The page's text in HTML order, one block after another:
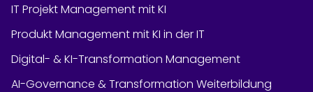
IT Projekt Management mit KI
Produkt Management mit KI in der IT
Digital- & KI-Transformation Management
AI-Governance & Transformation Weiterbildung